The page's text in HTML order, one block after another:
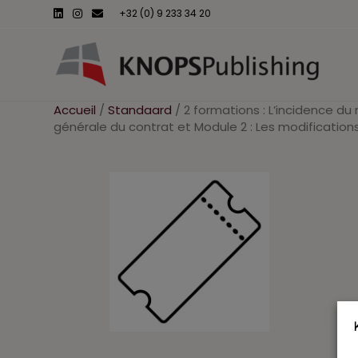
L
i
d
I
n
g
r
E
m
i
+32 (0) 9 233 34 20
Accueil /Standaard / 2 formations : L’incidence
générale du contrat et Module 2 : Les